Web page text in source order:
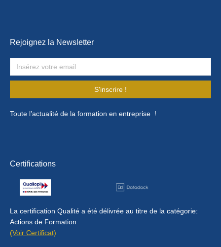
Rejoignez la Newsletter
S'inscrire !
Toute l’actualité de la formation en entreprise !
Certifications
La certification Qualité a été délivrée au titre de la catégorie:
Actions de Formation
(Voir Certificat)